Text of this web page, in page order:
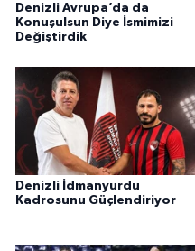
Denizli Avrupa’da da
Konuşulsun Diye İsmimizi
Değiştirdik
Denizli İdmanyurdu
Kadrosunu Güçlendiriyor